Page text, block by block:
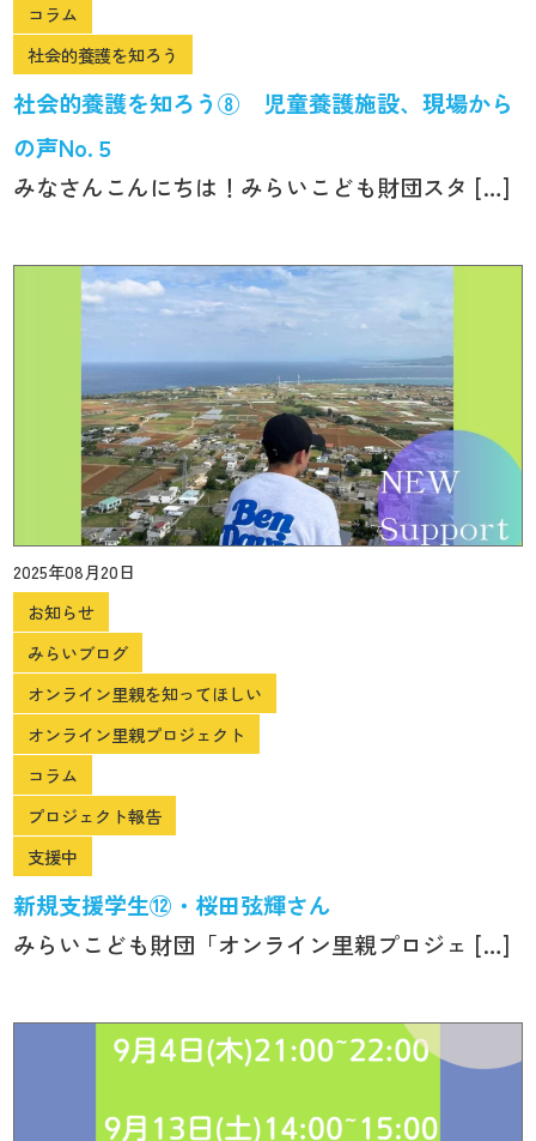
コラム
社会的養護を知ろう
社会的養護を知ろう⑧ 児童養護施設、現場から
の声No.５
みなさんこんにちは！みらいこども財団スタ […]
2025年08月20日
お知らせ
みらいブログ
オンライン里親を知ってほしい
オンライン里親プロジェクト
コラム
プロジェクト報告
支援中
新規支援学生⑫・桜田弦輝さん
みらいこども財団「オンライン里親プロジェ […]